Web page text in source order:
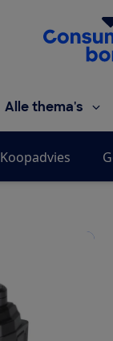
Homepage
Alle thema's
Koopadvies